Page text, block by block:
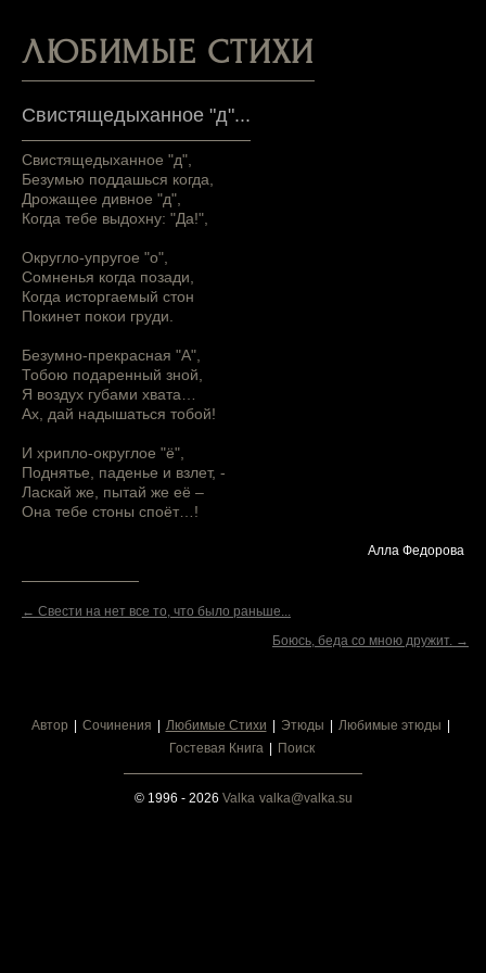
ЛЮБИМЫЕ СТИХИ
Свистящедыханное "д"...
Свистящедыханное "д",
Безумью поддашься когда,
Дрожащее дивное "д",
Когда тебе выдохну: "Да!",
Округло-упругое "о",
Сомненья когда позади,
Когда исторгаемый стон
Покинет покои груди.
Безумно-прекрасная "А",
Тобою подаренный зной,
Я воздух губами хвата…
Ах, дай надышаться тобой!
И хрипло-округлое "ё",
Поднятье, паденье и взлет, -
Ласкай же, пытай же её –
Она тебе стоны споёт…!
Алла Федорова
← Свести на нет все то, что было раньше...
Боюсь, беда со мною дружит. →
Автор Сочинения Любимые Стихи Этюды
Любимые этюды
Гостевая Книга
Поиск
© 1996 - 2026 Valka valka@valka.su